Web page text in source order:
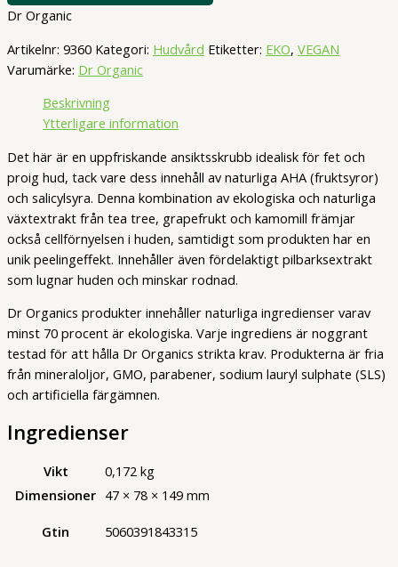
Dr Organic
Artikelnr: 9360 Kategori: Hudvård Etiketter: EKO, VEGAN
Varumärke: Dr Organic
Beskrivning
Ytterligare information
Det här är en uppfriskande ansiktsskrubb idealisk för fet och
proig hud, tack vare dess innehåll av naturliga AHA (fruktsyror)
och salicylsyra. Denna kombination av ekologiska och naturliga
växtextrakt från tea tree, grapefrukt och kamomill främjar
också cellförnyelsen i huden, samtidigt som produkten har en
unik peelingeffekt. Innehåller även fördelaktigt pilbarksextrakt
som lugnar huden och minskar rodnad.
Dr Organics produkter innehåller naturliga ingredienser varav
minst 70 procent är ekologiska. Varje ingrediens är noggrant
testad för att hålla Dr Organics strikta krav. Produkterna är fria
från mineraloljor, GMO, parabener, sodium lauryl sulphate (SLS)
och artificiella färgämnen.
Ingredienser
Vikt
0,172 kg
Dimensioner 47 × 78 × 149 mm
Gtin 5060391843315